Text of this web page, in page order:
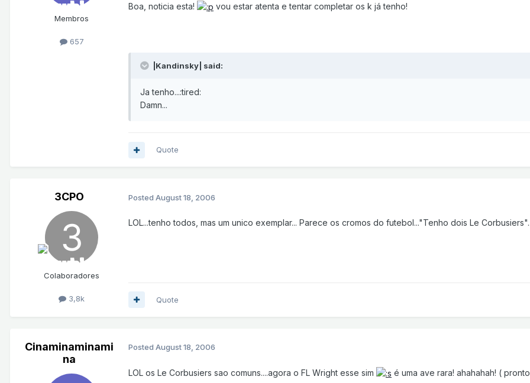
Membros
657
Boa, noticia esta! vou estar atenta e tentar completar os k já tenho!
|Kandinsky| said:
Ja tenho...:tired:
Damn...
Quote
3CPO
Colaboradores
3,8k
Posted August 18, 2006
LOL...tenho todos, mas um unico exemplar... Parece os cromos do futebol..."Tenho dois Le
Quote
Cinaminaminami
na
Posted August 18, 2006
LOL os Le Corbusiers sao comuns....agora o FL Wright esse sim é uma ave rara! ahahahah! (